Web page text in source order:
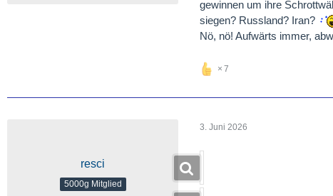
gewinnen um ihre
siegen? Russland? Iran?
Nö, nö! Aufwärts immer,
7
resci
5000g Mitglied
3. Juni 2026